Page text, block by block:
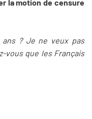
la motion de censure
? Je ne veux pas
vous que les Français